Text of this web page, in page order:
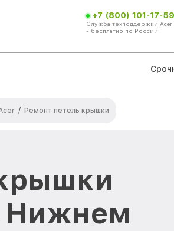
+7 (800) 101-17-59
Служба техподдержки Acer
- бесплатно по России
/ Ремонт петель крышки
Нижнем